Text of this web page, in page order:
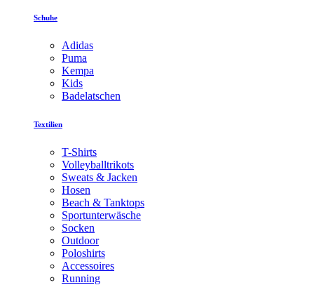
Schuhe
Adidas
Puma
Kempa
Kids
Badelatschen
Textilien
T-Shirts
Volleyballtrikots
Sweats & Jacken
Hosen
Beach & Tanktops
Sportunterwäsche
Socken
Outdoor
Poloshirts
Accessoires
Running